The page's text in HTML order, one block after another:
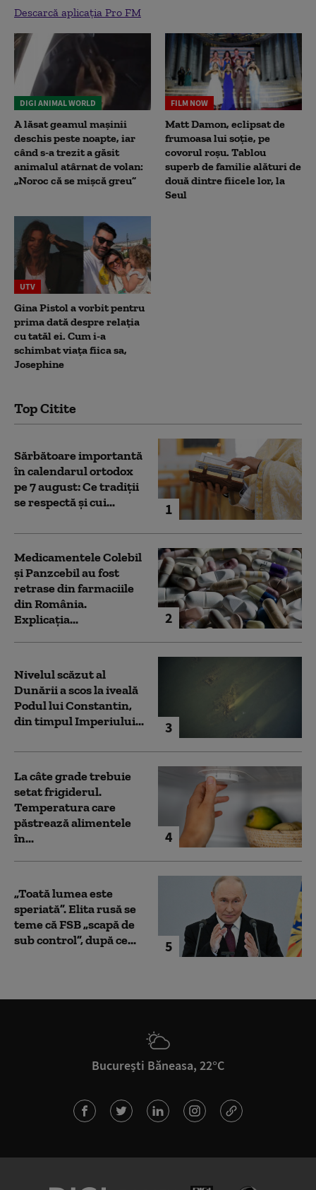
Descarcă aplicația Pro FM
DIGI ANIMAL WORLD
A lăsat geamul mașinii
deschis peste noapte, iar
când s-a trezit a găsit
animalul atârnat de volan:
„Noroc că se mișcă greu”
FILM NOW
Matt Damon, eclipsat de
frumoasa lui soție, pe
covorul roșu. Tablou
superb de familie alături de
două dintre fiicele lor, la
Seul
UTV
Gina Pistol a vorbit pentru
prima dată despre relația
cu tatăl ei. Cum i-a
schimbat viața fiica sa,
Josephine
Top Citite
1
Sărbătoare importantă
în calendarul ortodox
pe 7 august: Ce tradiții
se respectă și cui...
2
Medicamentele Colebil
și Panzcebil au fost
retrase din farmaciile
din România.
Explicația...
3
Nivelul scăzut al
Dunării a scos la iveală
Podul lui Constantin,
din timpul Imperiului...
4
La câte grade trebuie
setat frigiderul.
Temperatura care
păstrează alimentele
în...
5
„Toată lumea este
speriată”. Elita rusă se
teme că FSB „scapă de
sub control”, după ce...
București Băneasa, 22°C